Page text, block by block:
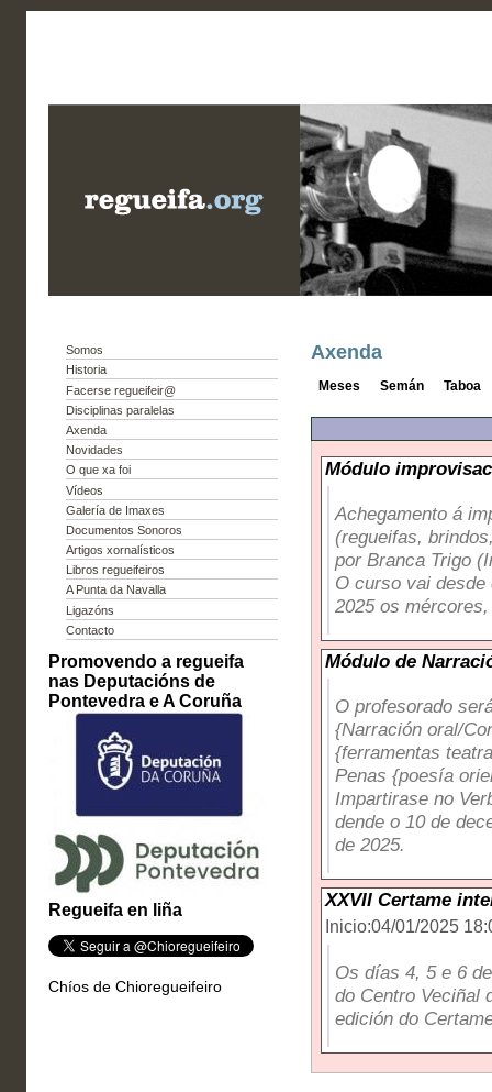
Somos
Historia
Facerse regueifeir@
Disciplinas paralelas
Axenda
Novidades
O que xa foi
Vídeos
Galería de Imaxes
Documentos Sonoros
Artigos xornalísticos
Libros regueifeiros
A Punta da Navalla
Ligazóns
Contacto
Promovendo a regueifa
nas Deputacións de
Pontevedra e A Coruña
Regueifa en liña
Chíos de Chioregueifeiro
Axenda
Meses Semán Taboa
Módulo
Achegamento á
(regueifas,
por Branca Trigo
O curso vai desde
2025 os
Módulo de
O profesorado
{Narración oral/
{ferramentas
Penas {poesía
Impartirase no
dende o 10 de
de 2025.
XXVII Certame
Inicio:04/01/2025
Os días 4, 5 e 6
do Centro Veciñal
edición do